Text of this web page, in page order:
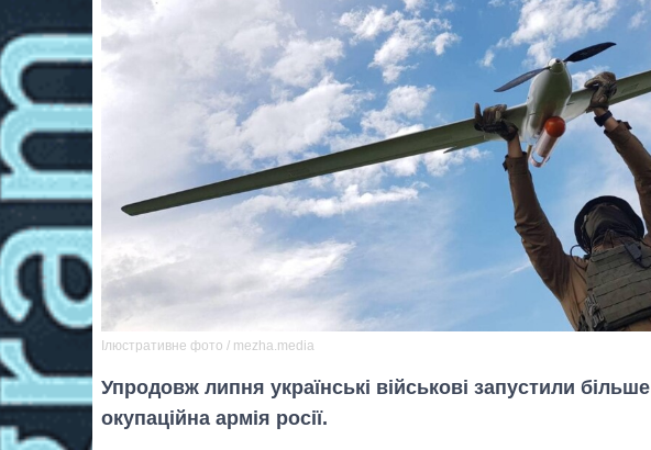
Ілюстративне фото / mezha.media
Упродовж липня українські військові запустили більше
окупаційна армія росії.